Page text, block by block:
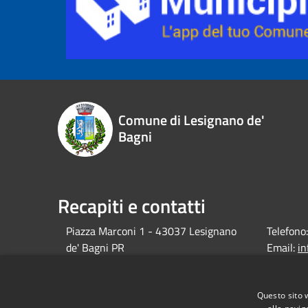
Comune di Lesignano de'
Bagni
Recapiti e contatti
Piazza Marconi 1 - 43037 Lesignano
de' Bagni PR
Telefono:
Email:
Questo sito